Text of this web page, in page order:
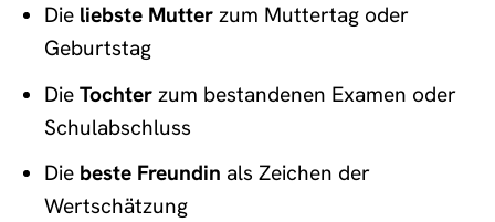
Die liebste Mutterzum Muttertag oder
Geburtstag
Die Tochterzum bestandenen Examen oder
Schulabschluss
Die beste Freundin als Zeichen der
Wertschätzung